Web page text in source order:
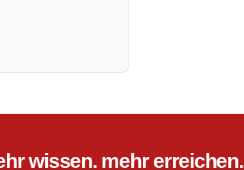
wissen. mehr erreichen.